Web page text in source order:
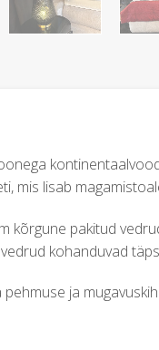
mis lisab
kõrgune pakitud
kohanduvad
ja